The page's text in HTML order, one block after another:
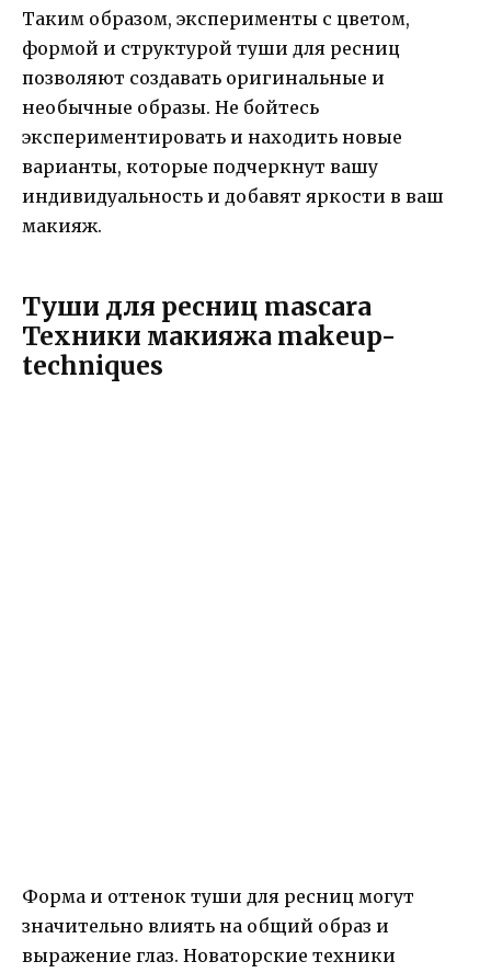
Таким образом, эксперименты с цветом,
формой и структурой туши для ресниц
позволяют создавать оригинальные и
необычные образы. Не бойтесь
экспериментировать и находить новые
варианты, которые подчеркнут вашу
индивидуальность и добавят яркости в ваш
макияж.
Туши для ресниц mascara
Техники макияжа makeup-
techniques
Форма и оттенок туши для ресниц могут
значительно влиять на общий образ и
выражение глаз. Новаторские техники